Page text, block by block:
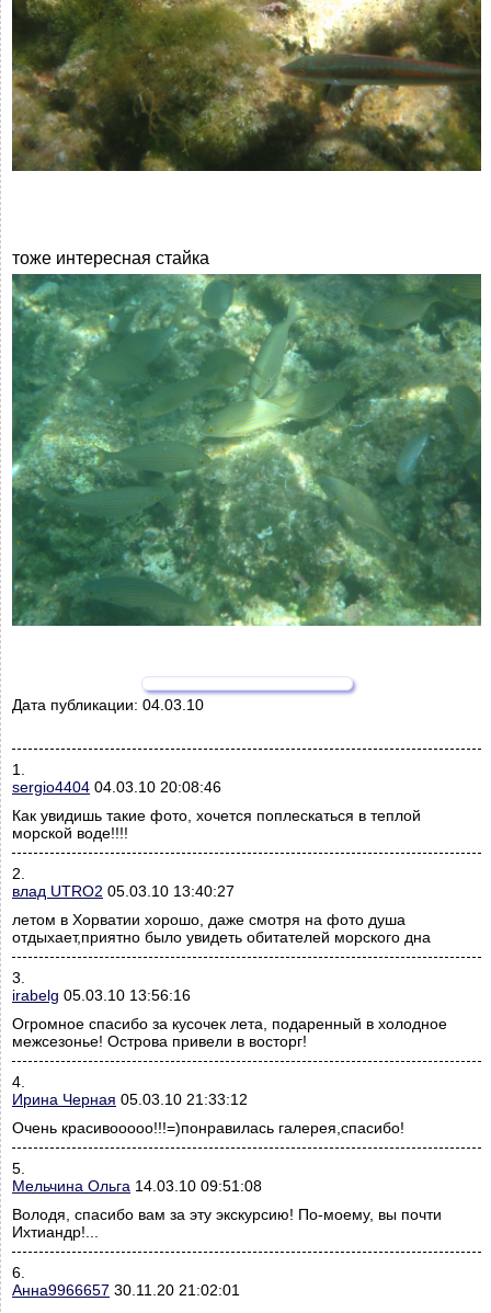
тоже интересная стайка
Дата публикации: 04.03.10
1.
sergio4404 04.03.10 20:08:46
Как увидишь такие фото, хочется поплескаться в теплой
морской воде!!!!
2.
влад UTRO2 05.03.10 13:40:27
летом в Хорватии хорошо, даже смотря на фото душа
отдыхает,приятно было увидеть обитателей морского дна
3.
irabelg 05.03.10 13:56:16
Огромное спасибо за кусочек лета, подаренный в холодное
межсезонье! Острова привели в восторг!
4.
Ирина Черная 05.03.10 21:33:12
Очень красивооооо!!!=)понравилась галерея,спасибо!
5.
Мельчина Ольга 14.03.10 09:51:08
Володя, спасибо вам за эту экскурсию! По-моему, вы почти
Ихтиандр!...
6.
Анна9966657 30.11.20 21:02:01